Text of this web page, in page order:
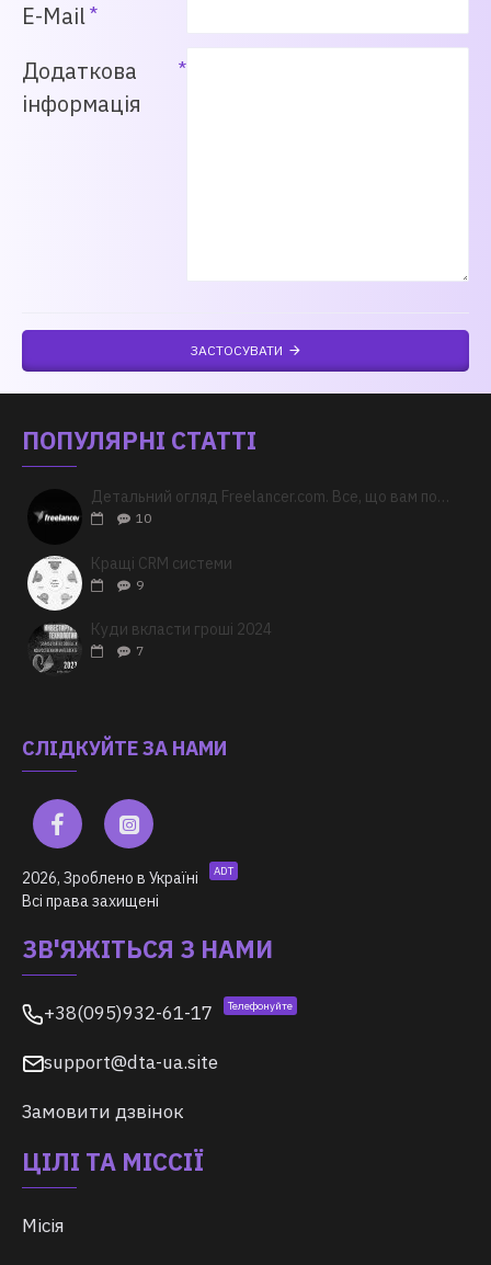
E-Mail
Додаткова
інформація
ЗАСТОСУВАТИ
ПОПУЛЯРНІ СТАТТІ
Детальний огляд Freelancer.com. Все, що вам потрібно знати
10
Кращі CRM системи
9
Куди вкласти гроші 2024
7
СЛІДКУЙТЕ ЗА НАМИ
2026, Зроблено в Україні ADT
Всі права захищені
ЗВ'ЯЖІТЬСЯ З НАМИ
+38(095)932-61-17 Телефонуйте
support@dta-ua.site
Замовити дзвінок
ЦІЛІ ТА МІССІЇ
Місія